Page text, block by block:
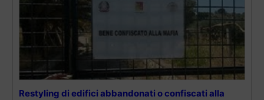
Restyling di edifici abbandonati o confiscati alla